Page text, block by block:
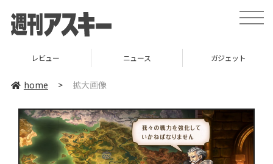
toggle
レビュー ニュース ガジェット
home > 拡大画像